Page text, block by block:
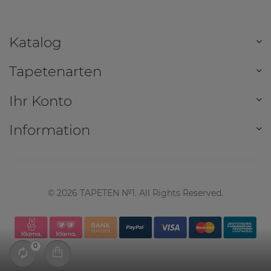
Katalog
Tapetenarten
Ihr Konto
Information
© 2026 TAPETEN №1. All Rights Reserved.
0